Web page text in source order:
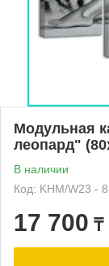
Модульная
леопард"
В наличии
Код: KHM/W23 -
17 700 ₸